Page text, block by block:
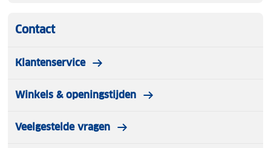
Contact
Klantenservice
Winkels & openingstijden
Veelgestelde vragen